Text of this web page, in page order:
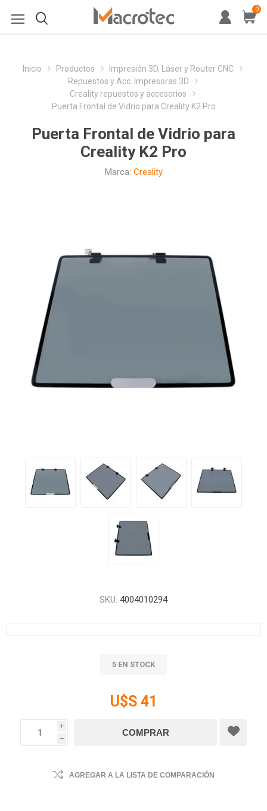
0
Inicio Productos
Impresión 3D, Láser y Router CNC
Repuestos y Acc. Impresoras 3D
Creality repuestos y accesorios
Puerta Frontal de Vidrio para Creality K2 Pro
Puerta Frontal de Vidrio para
Creality K2 Pro
Marca: Creality
SKU: 4004010294
5 EN STOCK
U$S 41
i
h
AGREGAR A LA LISTA DE COMPARACIÓN